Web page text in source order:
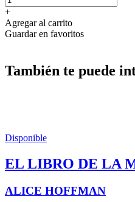
+
Agregar al carrito
Guardar en favoritos
También te puede
Disponible
EL LIBRO DE LA
ALICE HOFFMAN